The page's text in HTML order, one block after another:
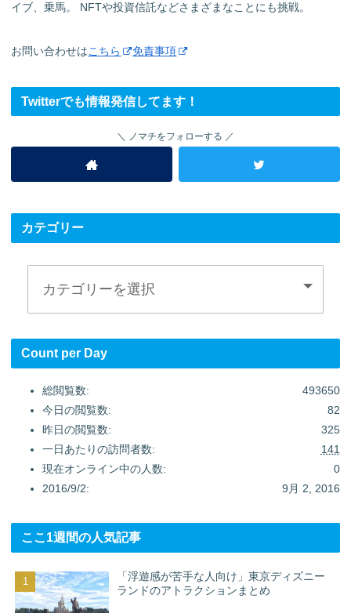
イブ、乗馬。 NFTや投資信託などさまざまなことにも挑戦。
お問い合わせはこちら 免責事項
Twitterでも情報発信してます！
ノマチをフォローする
カテゴリー
Count per Day
493650
総閲覧数:
82
今日の閲覧数:
325
昨日の閲覧数:
141
一日あたりの訪問者数:
0
現在オンライン中の人数:
9月 2, 2016
2016/9/2:
ここ1週間の人気記事
「浮遊感が苦手な人向け」東京ディズニー
ランドのアトラクションまとめ